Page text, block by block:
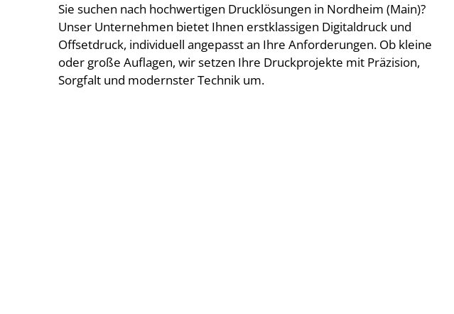
Sie suchen nach hochwertigen Drucklösungen in Nordheim (Main)?
Unser Unternehmen bietet Ihnen erstklassigen Digitaldruck und
Offsetdruck, individuell angepasst an Ihre Anforderungen. Ob kleine
oder große Auflagen, wir setzen Ihre Druckprojekte mit Präzision,
Sorgfalt und modernster Technik um.